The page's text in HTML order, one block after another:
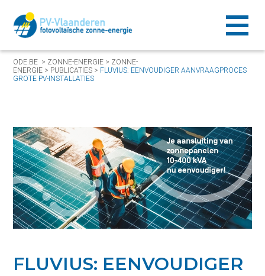
ODE.BE > ZONNE-ENERGIE > ZONNE-
ENERGIE > PUBLICATIES > FLUVIUS: EENVOUDIGER AANVRAAGPROCES
GROTE PV-INSTALLATIES
FLUVIUS: EENVOUDIGER